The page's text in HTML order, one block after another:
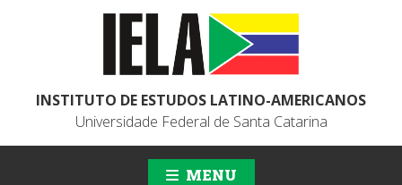
INSTITUTO DE ESTUDOS LATINO-AMERICANOS
Universidade Federal de Santa Catarina
MENU